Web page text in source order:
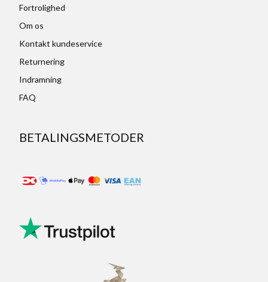
Fortrolighed
Om os
Kontakt kundeservice
Returnering
Indramning
FAQ
BETALINGSMETODER